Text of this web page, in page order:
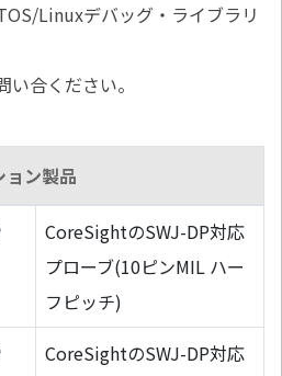
Linuxデバッグ・ライブラリ
合ください。
ョン製品
CoreSightのSWJ-DP対応
プローブ(10ピンMIL ハー
フピッチ)
CoreSightのSWJ-DP対応